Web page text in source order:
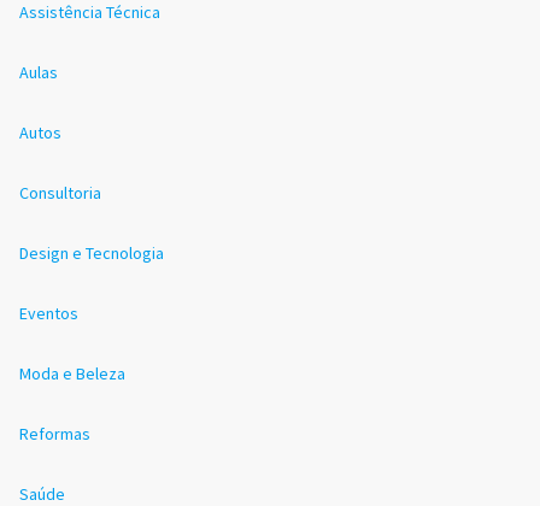
Assistência Técnica
Aulas
Autos
Consultoria
Design e Tecnologia
Eventos
Moda e Beleza
Reformas
Saúde